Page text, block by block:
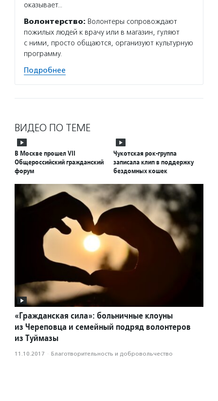
оказывает…
Волонтерство: Волонтеры сопровождают
пожилых людей к врачу или в магазин, гуляют
с ними, просто общаются, организуют культурную
программу.
Подробнее
ВИДЕО ПО ТЕМЕ
В Москве прошел VII
Общероссийский гражданский
форум
Чукотская рок-группа
записала клип в поддержку
бездомных кошек
«Гражданская сила»: больничные клоуны
из Череповца и семейный подряд волонтеров
из Туймазы
11.10.2017 · Благотвори­тель­ность и доброволь­чест­во